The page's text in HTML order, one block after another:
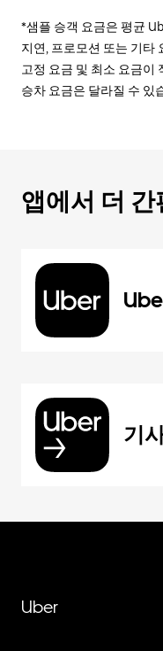
*샘플 승객 요금은 평균
지연, 프로모션 또는 기타
고정 요금 및 최소 요금이
승차 요금은 달라질 수 있
앱에서 더 간
기
Uber